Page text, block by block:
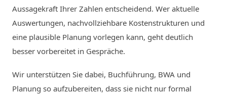
Aussagekraft Ihrer Zahlen entscheidend. Wer aktuelle
Auswertungen, nachvollziehbare Kostenstrukturen und
eine plausible Planung vorlegen kann, geht deutlich
besser vorbereitet in Gespräche.
Wir unterstützen Sie dabei, Buchführung, BWA und
Planung so aufzubereiten, dass sie nicht nur formal